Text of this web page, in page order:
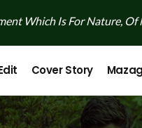
Which Is For Nature,
Cover Story